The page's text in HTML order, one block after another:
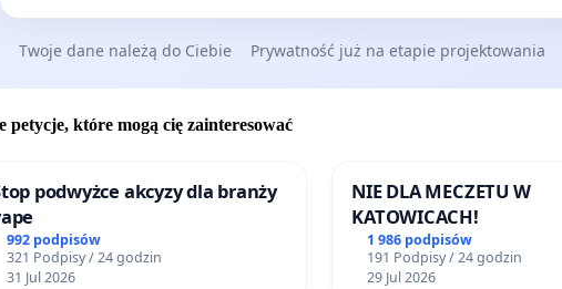
Twoje dane należą do Ciebie Prywatność już na etapie projektowania
petycje, które mogą cię zainteresować
podwyżce akcyzy dla branży
992 podpisów
321 Podpisy / 24 godzin
31 Jul 2026
NIE DLA MECZETU W
KATOWICACH!
1 986 podpisów
191 Podpisy / 24 godzin
29 Jul 2026